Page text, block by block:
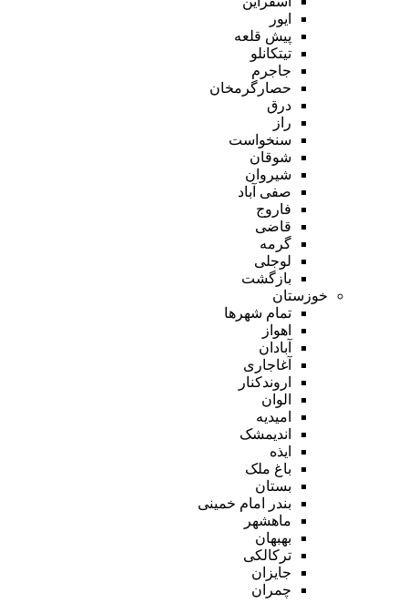
ایور
پیش قلعه
تیتکانلو
جاجرم
حصارگرمخان
درق
راز
سنخواست
شوقان
شیروان
صفی آباد
فاروج
قاضی
گرمه
لوجلی
بازگشت
خوزستان
تمام شهر‌ها
اهواز
آبادان
آغاجاری
اروندکنار
الوان
امیدیه
اندیمشک
ایذه
باغ ملک
بستان
بندر امام خمینی
ماهشهر
بهبهان
ترکالکی
جایزان
چمران